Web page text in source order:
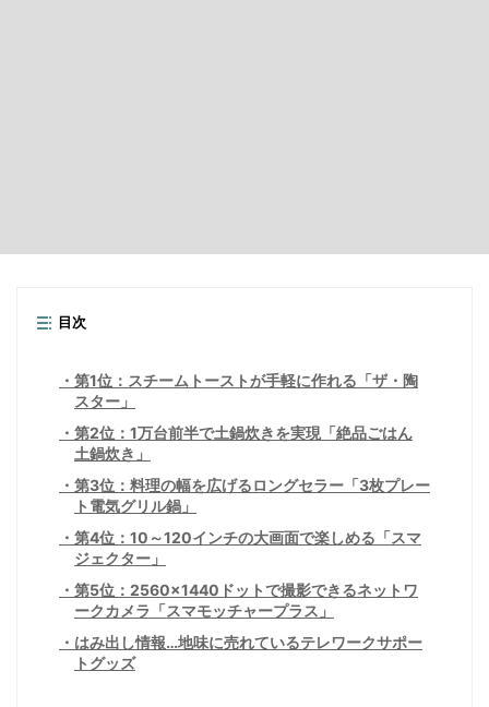
目次
第1位：スチームトーストが手軽に作れる「ザ・陶
スター」
第2位：1万台前半で土鍋炊きを実現「絶品ごはん
土鍋炊き」
第3位：料理の幅を広げるロングセラー「3枚プレー
ト電気グリル鍋」
第4位：10～120インチの大画面で楽しめる「スマ
ジェクター」
第5位：2560×1440ドットで撮影できるネットワ
ークカメラ「スマモッチャープラス」
はみ出し情報…地味に売れているテレワークサポー
トグッズ